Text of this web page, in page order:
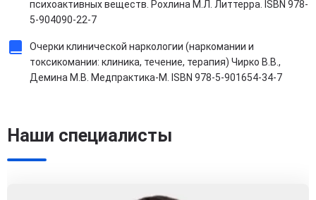
психоактивных веществ. Рохлина М.Л. Литтерра. ISBN 978-
5-904090-22-7
Очерки клинической наркологии (наркомании и
токсикомании: клиника, течение, терапия) Чирко В.В.,
Демина М.В. Медпрактика-М. ISBN 978-5-901654-34-7
Наши специалисты